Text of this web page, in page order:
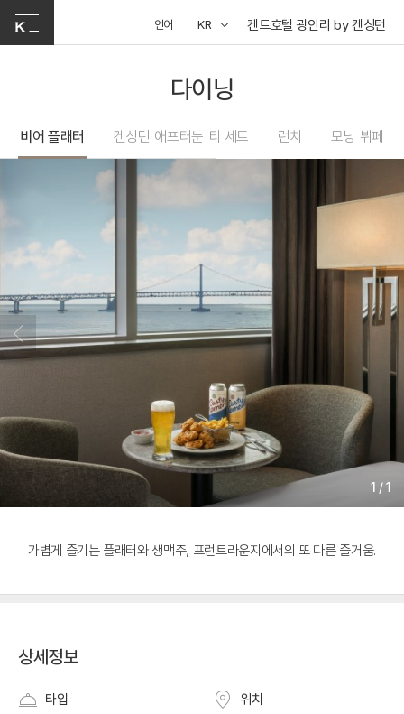
언어 KR 켄트호텔 광안리 by 켄싱턴
다이닝
비어 플래터 켄싱턴 애프터눈 티 세트 런치 모닝 뷔페
1 /1
가볍게 즐기는 플래터와 생맥주, 프런트라운지에서의 또 다른 즐거움.
상세정보
타입 위치